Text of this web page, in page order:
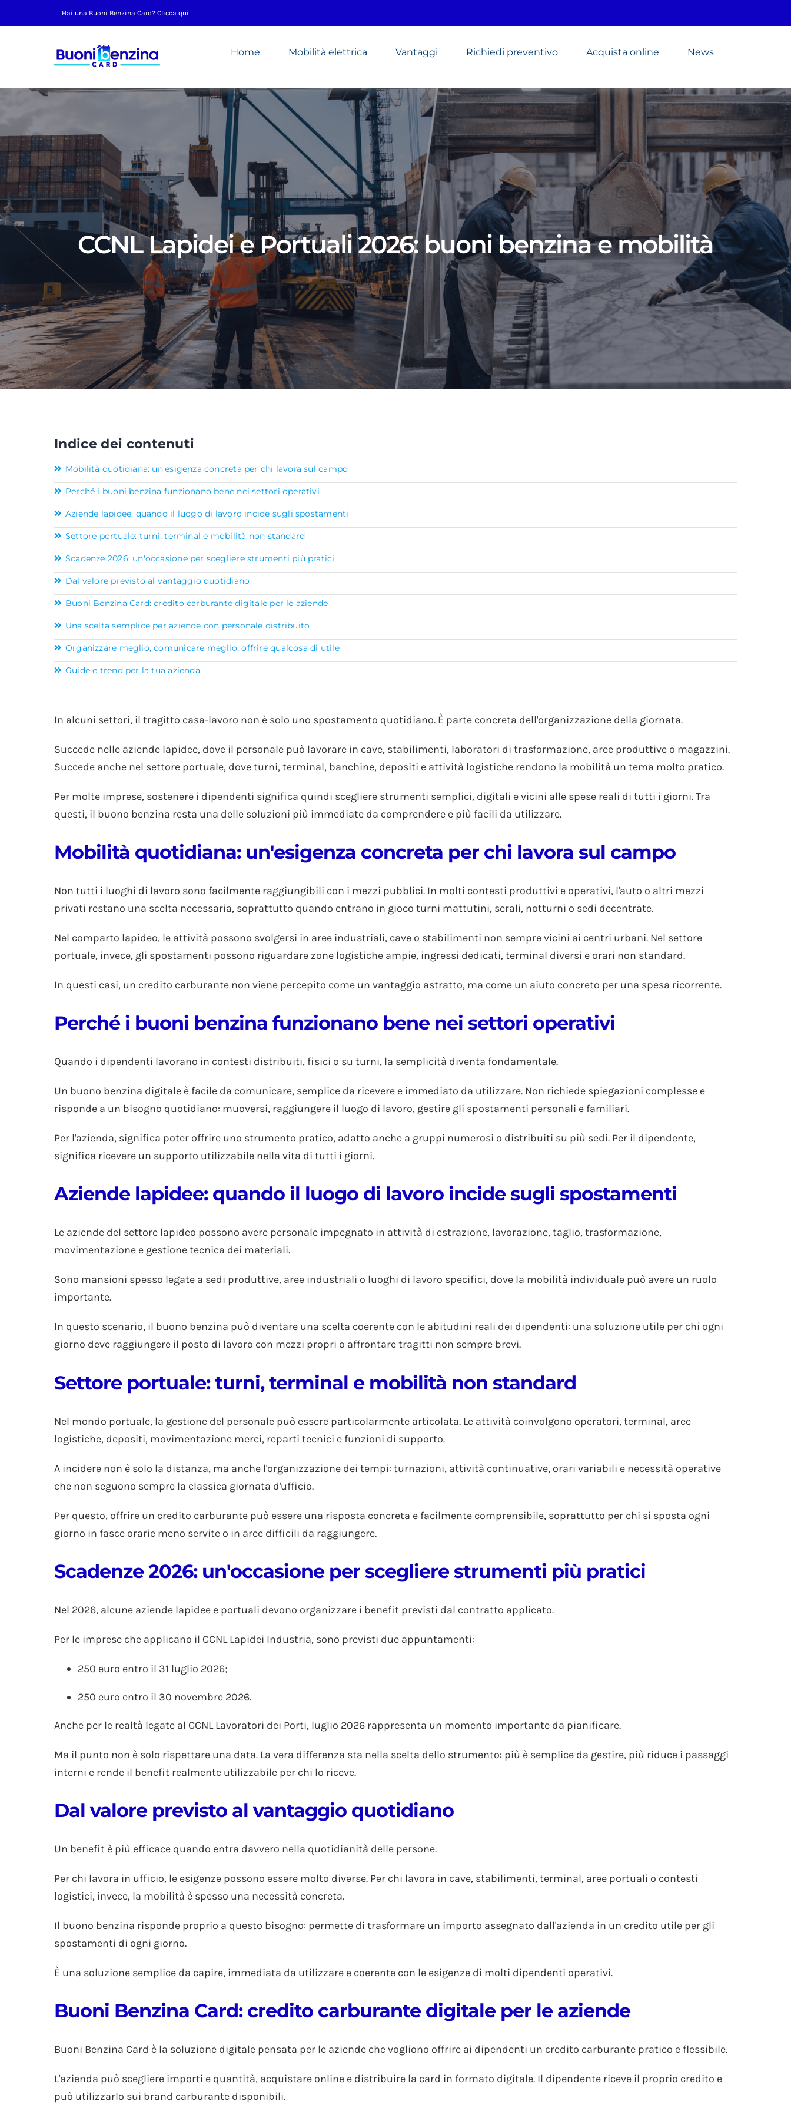
al
Hai una Buoni Benzina Card? Clicca qui
Home Mobilità elettrica Vantaggi Richiedi preventivo Acquista online News
CCNL Lapidei e Portuali 2026: buoni benzina e mobilità
Indice dei contenuti
Mobilità quotidiana: un'esigenza concreta per chi lavora sul campo
Perché i buoni benzina funzionano bene nei settori operativi
Aziende lapidee: quando il luogo di lavoro incide sugli spostamenti
Settore portuale: turni, terminal e mobilità non standard
Scadenze 2026: un'occasione per scegliere strumenti più pratici
Dal valore previsto al vantaggio quotidiano
Buoni Benzina Card: credito carburante digitale per le aziende
Una scelta semplice per aziende con personale distribuito
Organizzare meglio, comunicare meglio, offrire qualcosa di utile
Guide e trend per la tua azienda
In alcuni settori, il tragitto casa-lavoro non è solo uno spostamento quotidiano. È parte concreta dell'organizzazione della giornata.
Succede nelle aziende lapidee, dove il personale può lavorare in cave, stabilimenti, laboratori di trasformazione, aree produttive o magazzini.
Succede anche nel settore portuale, dove turni, terminal, banchine, depositi e attività logistiche rendono la mobilità un tema molto pratico.
Per molte imprese, sostenere i dipendenti significa quindi scegliere strumenti semplici, digitali e vicini alle spese reali di tutti i giorni. Tra
questi, il buono benzina resta una delle soluzioni più immediate da comprendere e più facili da utilizzare.
Mobilità quotidiana: un'esigenza concreta per chi lavora sul campo
Non tutti i luoghi di lavoro sono facilmente raggiungibili con i mezzi pubblici. In molti contesti produttivi e operativi, l'auto o altri mezzi
privati restano una scelta necessaria, soprattutto quando entrano in gioco turni mattutini, serali, notturni o sedi decentrate.
Nel comparto lapideo, le attività possono svolgersi in aree industriali, cave o stabilimenti non sempre vicini ai centri urbani. Nel settore
portuale, invece, gli spostamenti possono riguardare zone logistiche ampie, ingressi dedicati, terminal diversi e orari non standard.
In questi casi, un credito carburante non viene percepito come un vantaggio astratto, ma come un aiuto concreto per una spesa ricorrente.
Perché i buoni benzina funzionano bene nei settori operativi
Quando i dipendenti lavorano in contesti distribuiti, fisici o su turni, la semplicità diventa fondamentale.
Un buono benzina digitale è facile da comunicare, semplice da ricevere e immediato da utilizzare. Non richiede spiegazioni complesse e
risponde a un bisogno quotidiano: muoversi, raggiungere il luogo di lavoro, gestire gli spostamenti personali e familiari.
Per l'azienda, significa poter offrire uno strumento pratico, adatto anche a gruppi numerosi o distribuiti su più sedi. Per il dipendente,
significa ricevere un supporto utilizzabile nella vita di tutti i giorni.
Aziende lapidee: quando il luogo di lavoro incide sugli spostamenti
Le aziende del settore lapideo possono avere personale impegnato in attività di estrazione, lavorazione, taglio, trasformazione,
movimentazione e gestione tecnica dei materiali.
Sono mansioni spesso legate a sedi produttive, aree industriali o luoghi di lavoro specifici, dove la mobilità individuale può avere un ruolo
importante.
In questo scenario, il buono benzina può diventare una scelta coerente con le abitudini reali dei dipendenti: una soluzione utile per chi ogni
giorno deve raggiungere il posto di lavoro con mezzi propri o affrontare tragitti non sempre brevi.
Settore portuale: turni, terminal e mobilità non standard
Nel mondo portuale, la gestione del personale può essere particolarmente articolata. Le attività coinvolgono operatori, terminal, aree
logistiche, depositi, movimentazione merci, reparti tecnici e funzioni di supporto.
A incidere non è solo la distanza, ma anche l'organizzazione dei tempi: turnazioni, attività continuative, orari variabili e necessità operative
che non seguono sempre la classica giornata d'ufficio.
Per questo, offrire un credito carburante può essere una risposta concreta e facilmente comprensibile, soprattutto per chi si sposta ogni
giorno in fasce orarie meno servite o in aree difficili da raggiungere.
Scadenze 2026: un'occasione per scegliere strumenti più pratici
Nel 2026, alcune aziende lapidee e portuali devono organizzare i benefit previsti dal contratto applicato.
Per le imprese che applicano il CCNL Lapidei Industria, sono previsti due appuntamenti:
250 euro entro il 31 luglio 2026;
250 euro entro il 30 novembre 2026.
Anche per le realtà legate al CCNL Lavoratori dei Porti, luglio 2026 rappresenta un momento importante da pianificare.
Ma il punto non è solo rispettare una data. La vera differenza sta nella scelta dello strumento: più è semplice da gestire, più riduce i passaggi
interni e rende il benefit realmente utilizzabile per chi lo riceve.
Dal valore previsto al vantaggio quotidiano
Un benefit è più efficace quando entra davvero nella quotidianità delle persone.
Per chi lavora in ufficio, le esigenze possono essere molto diverse. Per chi lavora in cave, stabilimenti, terminal, aree portuali o contesti
logistici, invece, la mobilità è spesso una necessità concreta.
Il buono benzina risponde proprio a questo bisogno: permette di trasformare un importo assegnato dall'azienda in un credito utile per gli
spostamenti di ogni giorno.
È una soluzione semplice da capire, immediata da utilizzare e coerente con le esigenze di molti dipendenti operativi.
Buoni Benzina Card: credito carburante digitale per le aziende
Buoni Benzina Card è la soluzione digitale pensata per le aziende che vogliono offrire ai dipendenti un credito carburante pratico e flessibile.
L'azienda può scegliere importi e quantità, acquistare online e distribuire la card in formato digitale. Il dipendente riceve il proprio credito e
può utilizzarlo sui brand carburante disponibili.